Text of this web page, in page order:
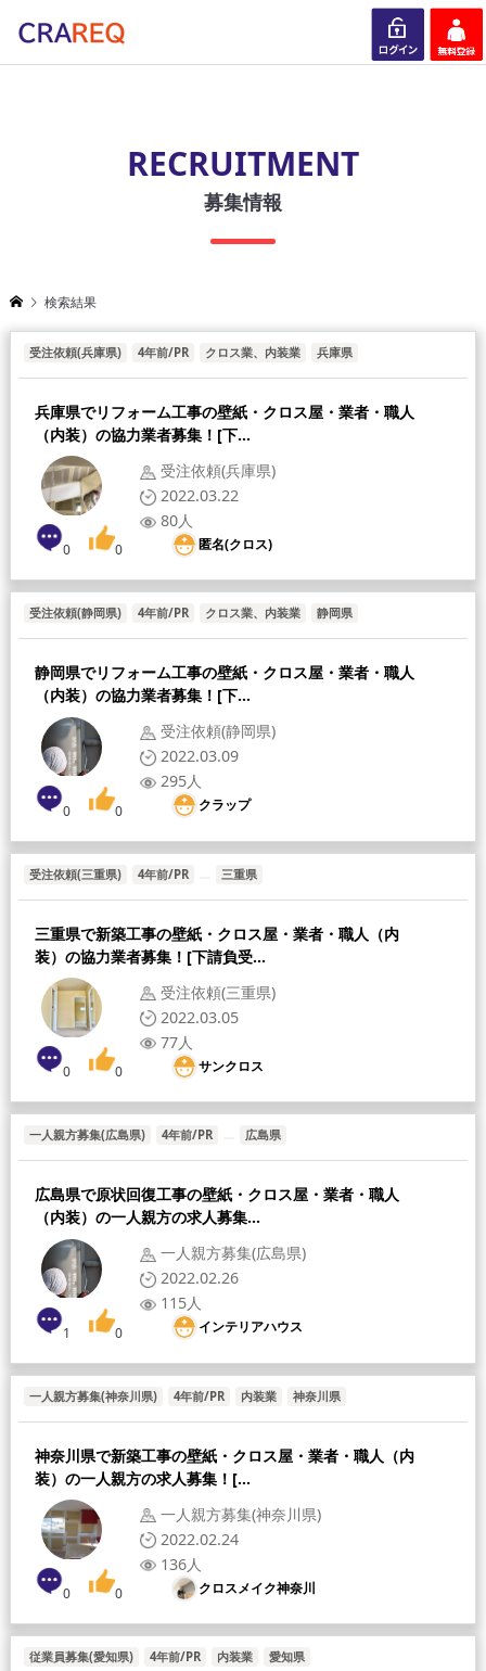
RECRUITMENT
募集情報
検索結果
受注依頼(兵庫県) 4年前/PR クロス業、内装業 兵庫県
兵庫県でリフォーム工事の壁紙・クロス屋・業者・職人
（内装）の協力業者募集！[下...
受注依頼(兵庫県)
2022.03.22
80人
匿名(クロス)
0 0
受注依頼(静岡県) 4年前/PR クロス業、内装業 静岡県
静岡県でリフォーム工事の壁紙・クロス屋・業者・職人
（内装）の協力業者募集！[下...
受注依頼(静岡県)
2022.03.09
295人
クラップ
0 0
受注依頼(三重県) 4年前/PR 三重県
三重県で新築工事の壁紙・クロス屋・業者・職人（内
装）の協力業者募集！[下請負受...
受注依頼(三重県)
2022.03.05
77人
サンクロス
0 0
一人親方募集(広島県) 4年前/PR 広島県
広島県で原状回復工事の壁紙・クロス屋・業者・職人
（内装）の一人親方の求人募集...
一人親方募集(広島県)
2022.02.26
115人
インテリアハウス
1 0
一人親方募集(神奈川県) 4年前/PR 内装業 神奈川県
神奈川県で新築工事の壁紙・クロス屋・業者・職人（内
装）の一人親方の求人募集！[...
一人親方募集(神奈川県)
2022.02.24
136人
クロスメイク神奈川
0 0
従業員募集(愛知県) 4年前/PR 内装業 愛知県